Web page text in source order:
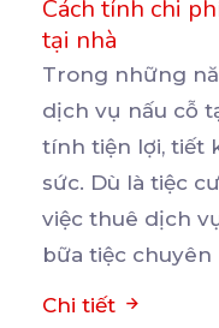
Cách tính chi
tại nhà
Trong những
dịch vụ nấu cỗ
tính tiện lợi, tiết
sức. Dù là tiệc
việc thuê dịch
bữa tiệc chuyên
Chi tiết